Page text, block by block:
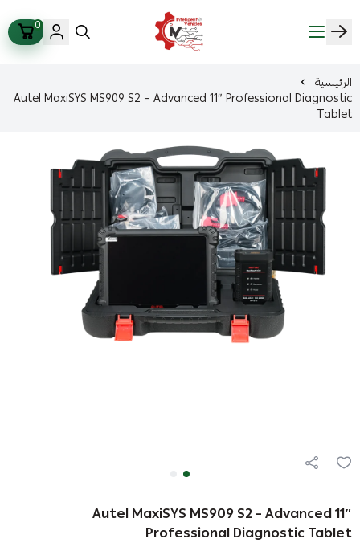
ذكاء المركبات Intelligent Vehicles
0
الرئيسية
Autel MaxiSYS MS909 S2 – Advanced 11″ Professional Diagnostic
Tablet
Autel MaxiSYS MS909 S2 – Advanced 11″
Professional Diagnostic Tablet